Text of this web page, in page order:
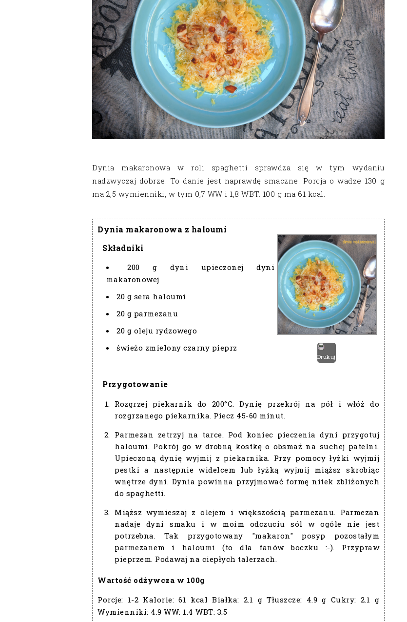
Dynia makaronowa w roli spaghetti sprawdza się w tym wydaniu
nadzwyczaj dobrze. To danie jest naprawdę smaczne. Porcja o wadze 130 g
ma 2,5 wymienniki, w tym 0,7 WW i 1,8 WBT. 100 g ma 61 kcal.
Dynia makaronowa z haloumi
Drukuj
Składniki
200 g dyni upieczonej dyni
makaronowej
20 g sera haloumi
20 g parmezanu
20 g oleju rydzowego
świeżo zmielony czarny pieprz
Przygotowanie
Rozgrzej piekarnik do 200°C. Dynię przekrój na pół i włóż do
rozgrzanego piekarnika. Piecz 45-60 minut.
Parmezan zetrzyj na tarce. Pod koniec pieczenia dyni przygotuj
haloumi. Pokrój go w drobną kostkę o obsmaż na suchej patelni.
Upieczoną dynię wyjmij z piekarnika. Przy pomocy łyżki wyjmij
pestki a następnie widelcem lub łyżką wyjmij miąższ skrobiąc
wnętrze dyni. Dynia powinna przyjmować formę nitek zbliżonych
do spaghetti.
Miąższ wymieszaj z olejem i większością parmezanu. Parmezan
nadaje dyni smaku i w moim odczuciu sól w ogóle nie jest
potrzebna. Tak przygotowany "makaron" posyp pozostałym
parmezanem i haloumi (to dla fanów boczku :-). Przypraw
pieprzem. Podawaj na ciepłych talerzach.
Wartość odżywcza w 100g
Porcje: 1-2 Kalorie:61 kcal Białka: 2.1 g Tłuszcze: 4.9 g Cukry: 2.1 g
Wymienniki: 4.9 WW: 1.4 WBT: 3.5